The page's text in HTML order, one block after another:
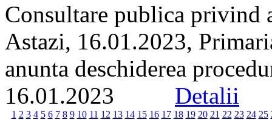
Consultare publica privind
Astazi, 16.01.2023,
anunta deschiderea
16.01.2023 Detalii
1 2 3 4 5 6 7 8 9 10 11 12 13 14 15 16 17 18 19 20 21 22 23 24 25